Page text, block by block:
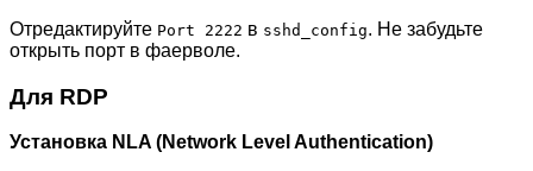
Отредактируйте Port 2222 в sshd_config. Не забудьте
открыть порт в фаерволе.
Для RDP
Установка NLA (Network Level Authentication)